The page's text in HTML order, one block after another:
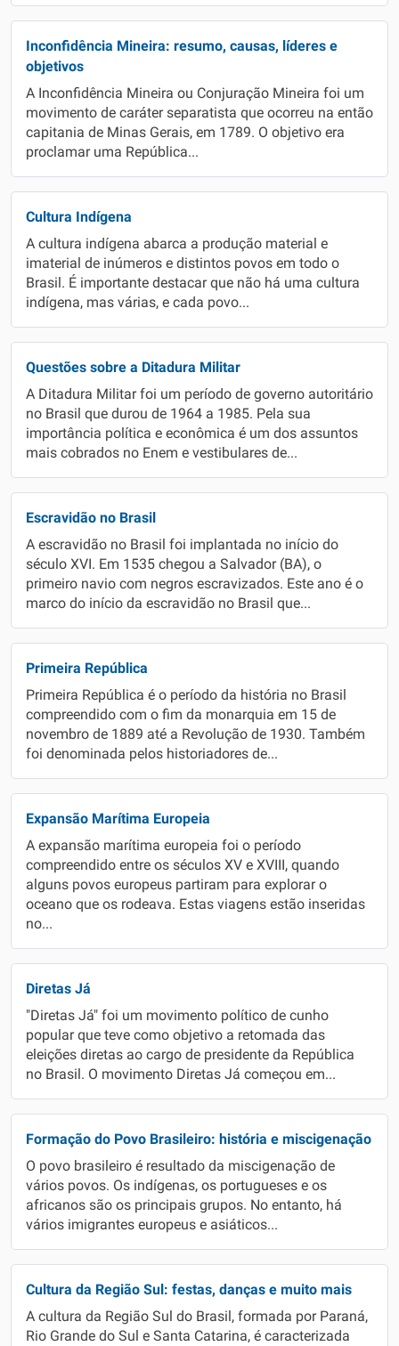
Inconfidência Mineira: resumo, causas, líderes e
objetivos
A Inconfidência Mineira ou Conjuração Mineira foi um
movimento de caráter separatista que ocorreu na então
capitania de Minas Gerais, em 1789. O objetivo era
proclamar uma República...
Cultura Indígena
A cultura indígena abarca a produção material e
imaterial de inúmeros e distintos povos em todo o
Brasil. É importante destacar que não há uma cultura
indígena, mas várias, e cada povo...
Questões sobre a Ditadura Militar
A Ditadura Militar foi um período de governo autoritário
no Brasil que durou de 1964 a 1985. Pela sua
importância política e econômica é um dos assuntos
mais cobrados no Enem e vestibulares de...
Escravidão no Brasil
A escravidão no Brasil foi implantada no início do
século XVI. Em 1535 chegou a Salvador (BA), o
primeiro navio com negros escravizados. Este ano é o
marco do início da escravidão no Brasil que...
Primeira República
Primeira República é o período da história no Brasil
compreendido com o fim da monarquia em 15 de
novembro de 1889 até a Revolução de 1930. Também
foi denominada pelos historiadores de...
Expansão Marítima Europeia
A expansão marítima europeia foi o período
compreendido entre os séculos XV e XVIII, quando
alguns povos europeus partiram para explorar o
oceano que os rodeava. Estas viagens estão inseridas
no...
Diretas Já
"Diretas Já" foi um movimento político de cunho
popular que teve como objetivo a retomada das
eleições diretas ao cargo de presidente da República
no Brasil. O movimento Diretas Já começou em...
Formação do Povo Brasileiro: história e miscigenação
O povo brasileiro é resultado da miscigenação de
vários povos. Os indígenas, os portugueses e os
africanos são os principais grupos. No entanto, há
vários imigrantes europeus e asiáticos...
Cultura da Região Sul: festas, danças e muito mais
A cultura da Região Sul do Brasil, formada por Paraná,
Rio Grande do Sul e Santa Catarina, é caracterizada